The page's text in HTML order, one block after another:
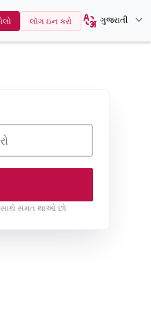
લૉગ ઇન કરો ગુજરાતી
સાથે સંમત થાઓ છો